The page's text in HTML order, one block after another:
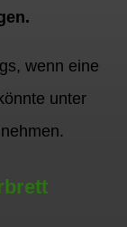
wenn eine
unter